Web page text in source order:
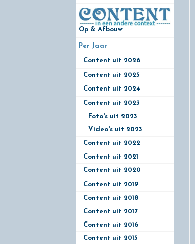
Op & Afbouw
Per Jaar
Content uit 2026
Content uit 2025
Content uit 2024
Content uit 2023
Foto's uit 2023
Video's uit 2023
Content uit 2022
Content uit 2021
Content uit 2020
Content uit 2019
Content uit 2018
Content uit 2017
Content uit 2016
Content uit 2015